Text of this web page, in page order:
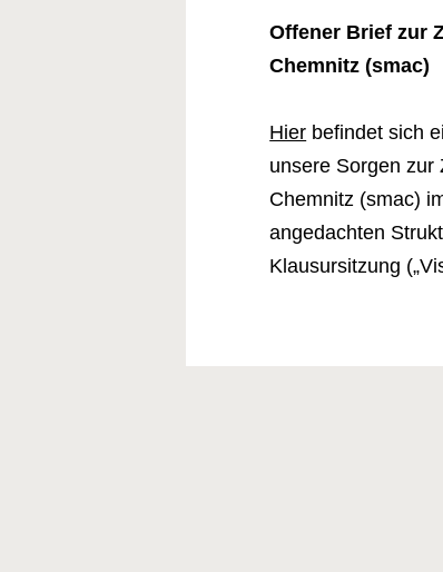
Offener Brief zur
Chemnitz (smac)
Hier befindet sich
unsere Sorgen zur
Chemnitz (smac)
angedachten
Klausursitzung